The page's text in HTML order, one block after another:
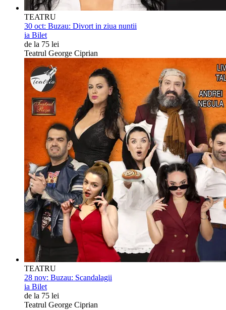
TEATRU
30 oct: Buzau: Divort in ziua nuntii
ia Bilet
de la 75 lei
Teatrul George Ciprian
TEATRU
28 nov: Buzau: Scandalagii
ia Bilet
de la 75 lei
Teatrul George Ciprian